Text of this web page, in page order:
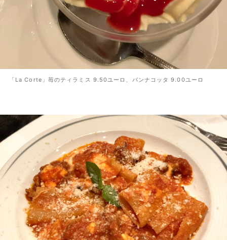
「La Corte」苺のティラミス 9.50ユーロ、パンナコッタ 9.00ユーロ